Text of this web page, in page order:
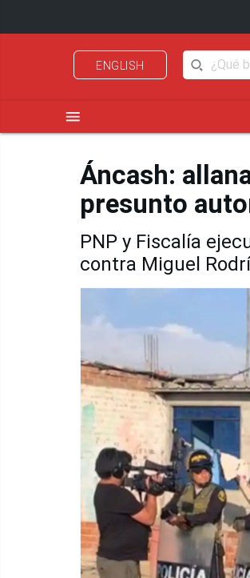
ENGLISH
menu
Áncash:
presunto
PNP y Fiscalía
contra Miguel